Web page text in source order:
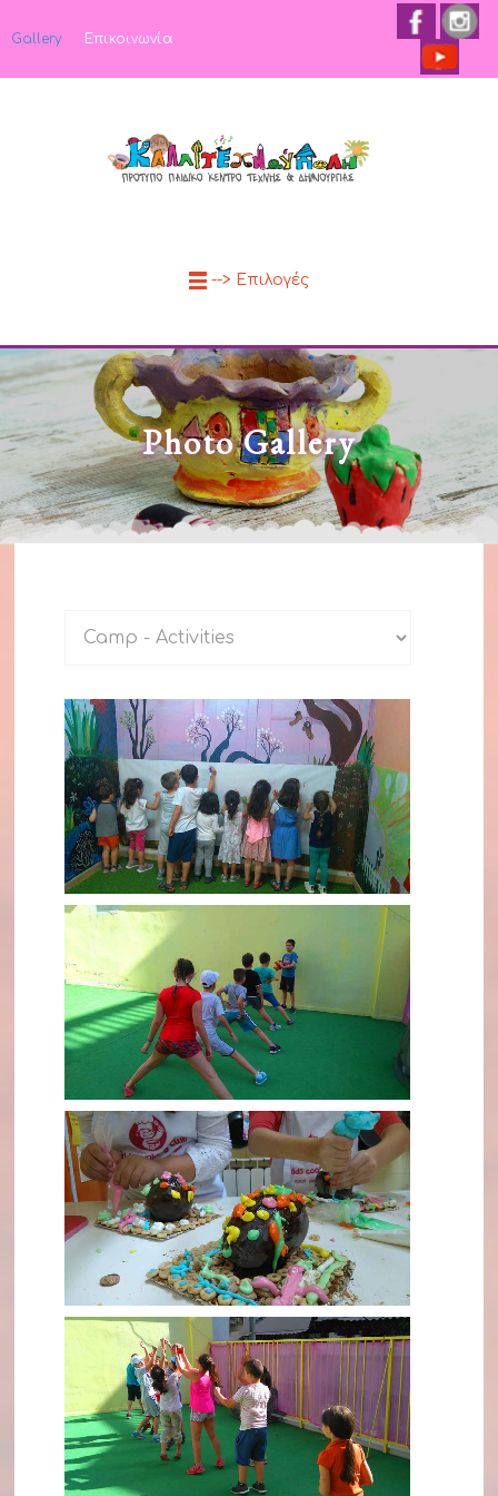
Gallery Επικοινωνία
--> Επιλογές
Photo Gallery